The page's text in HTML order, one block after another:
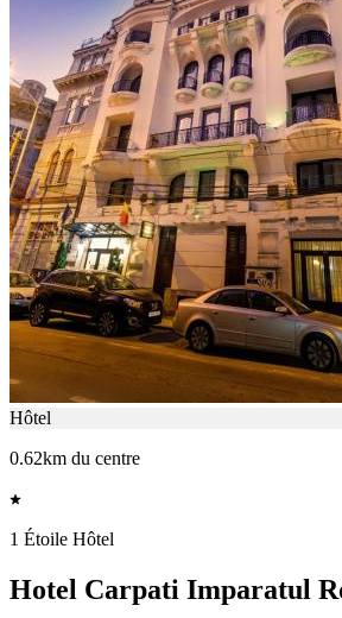
Hôtel
0.62km du centre
1 Étoile Hôtel
Hotel Carpati Imparatul